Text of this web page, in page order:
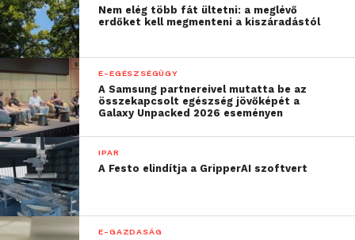
Nem elég több fát ültetni: a meglévő
erdőket kell megmenteni a kiszáradástól
E-EGÉSZSÉGÜGY
A Samsung partnereivel mutatta be az
összekapcsolt egészség jövőképét a
Galaxy Unpacked 2026 eseményen
IPAR
A Festo elindítja a GripperAI szoftvert
E-GAZDASÁG